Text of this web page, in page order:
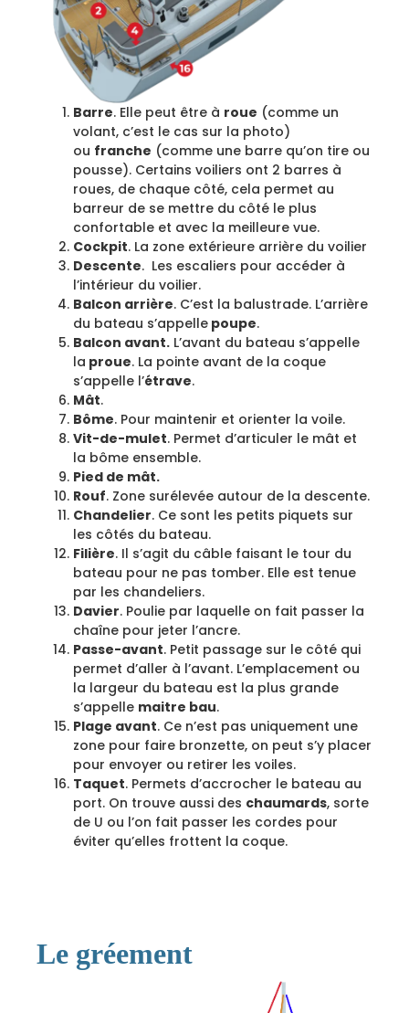
Barre. Elle peut être à roue (comme un
volant, c’est le cas sur la photo)
ou franche (comme une barre qu’on tire ou
pousse). Certains voiliers ont 2 barres à
roues, de chaque côté, cela permet au
barreur de se mettre du côté le plus
confortable et avec la meilleure vue.
Cockpit. La zone extérieure arrière du voilier
Descente. Les escaliers pour accéder à
l’intérieur du voilier.
Balcon arrière. C’est la balustrade. L’arrière
du bateau s’appelle poupe.
Balcon avant. L’avant du bateau s’appelle
la proue. La pointe avant de la coque
s’appelle l’étrave.
Mât.
Bôme. Pour maintenir et orienter la voile.
Vit-de-mulet. Permet d’articuler le mât et
la bôme ensemble.
Pied de mât.
Rouf. Zone surélevée autour de la descente.
Chandelier. Ce sont les petits piquets sur
les côtés du bateau.
Filière. Il s’agit du câble faisant le tour du
bateau pour ne pas tomber. Elle est tenue
par les chandeliers.
Davier. Poulie par laquelle on fait passer la
chaîne pour jeter l’ancre.
Passe-avant. Petit passage sur le côté qui
permet d’aller à l’avant. L’emplacement ou
la largeur du bateau est la plus grande
s’appelle maitre bau.
Plage avant. Ce n’est pas uniquement une
zone pour faire bronzette, on peut s’y placer
pour envoyer ou retirer les voiles.
Taquet. Permets d’accrocher le bateau au
port. On trouve aussi des chaumards, sorte
de U ou l’on fait passer les cordes pour
éviter qu’elles frottent la coque.
Le gréement